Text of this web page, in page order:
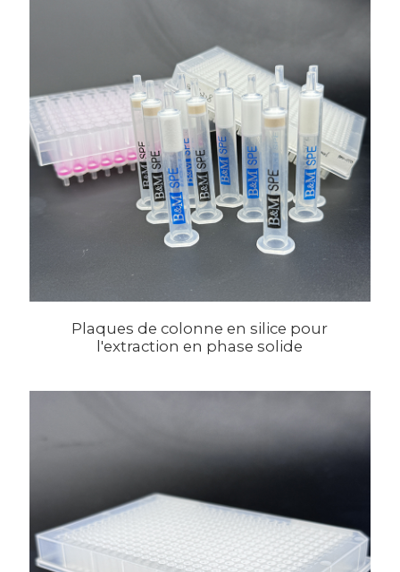
Plaques de colonne en silice pour
l'extraction en phase solide